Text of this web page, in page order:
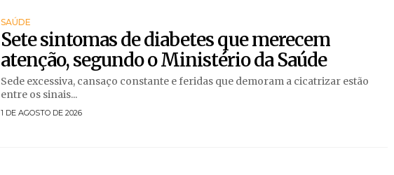
SAÚDE
Sete sintomas de diabetes que merecem
atenção, segundo o Ministério da Saúde
Sede excessiva, cansaço constante e feridas que demoram a cicatrizar estão
entre os sinais...
1 DE AGOSTO DE 2026